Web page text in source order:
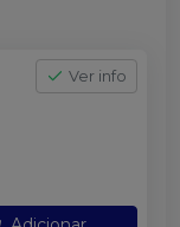
Ver info